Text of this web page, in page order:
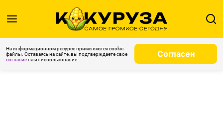
На информационном ресурсе применяются cookie-
файлы. Оставаясь на сайте, вы подтверждаете свое
согласиена их использование.
Согласен